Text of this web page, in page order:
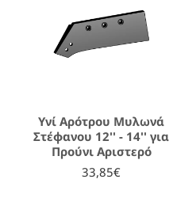
Υνί Αρότρου Μυλωνά
Στέφανου 12'' - 14'' για
Προύνι Αριστερό
33,85€